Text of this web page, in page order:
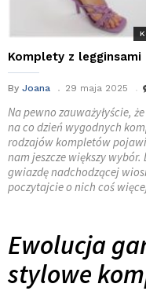
Komplety z
By Joana 29 maja 2025
Na pewno zauważyłyście,
na co dzień wygodnych
rodzajów kompletów
nam jeszcze większy
gwiazdę nadchodzącej
poczytajcie o nich coś
Ewolucja
stylowe